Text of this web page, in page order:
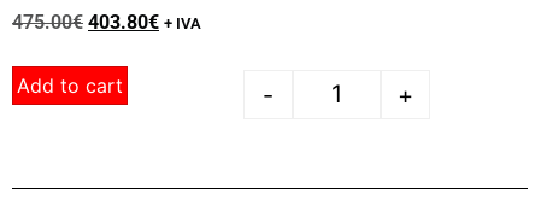
475.00€ 403.80€ + IVA
- +
Add to cart